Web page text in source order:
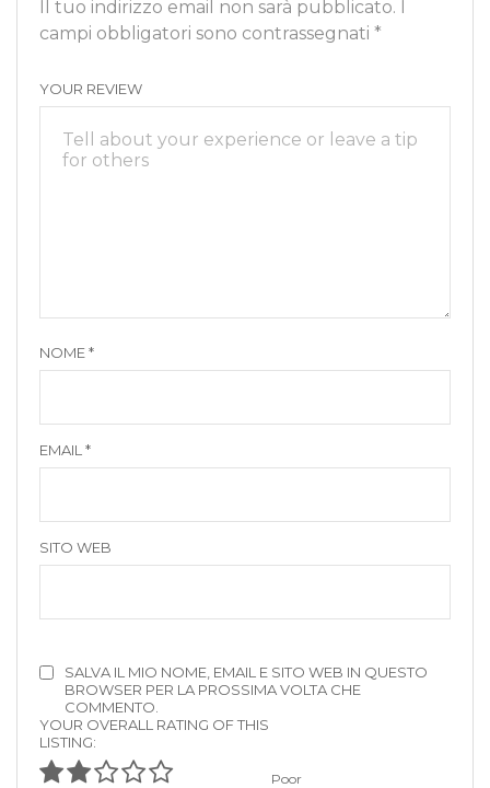
Il tuo indirizzo email non sarà pubblicato. I
campi obbligatori sono contrassegnati *
YOUR REVIEW
NOME*
EMAIL *
SITO WEB
SALVA IL MIO NOME, EMAIL E SITO WEB IN QUESTO
BROWSER PER LA PROSSIMA VOLTA CHE
COMMENTO.
YOUR OVERALL RATING OF THIS
LISTING:
Poor